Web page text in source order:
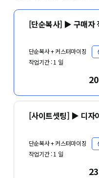
[단순복사] ▶ 구매자
단순복사 + 커스터마이징
작업기간 :1 일
[사이트셋팅] ▶ 디자
단순복사 + 커스터마이징
작업기간 :1 일